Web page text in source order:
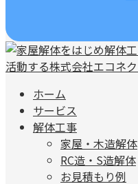
ホーム
サービス
解体工事
家屋・木造解体
RC造・S造解体
お見積もり例